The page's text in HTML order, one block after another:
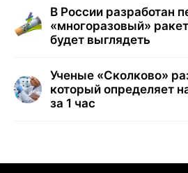
В России разработан
«многоразовый»
будет выглядеть
Ученые «Сколково»
который определяет
за 1 час